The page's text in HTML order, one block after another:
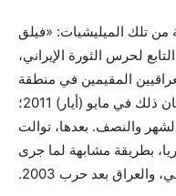
تلك الميليشيات: «فيلق
لحرس الثورة الإيراني،
المقيمين في منطقة
السيدة زينب بريف دمشق الجنوبي. كان ذلك في مايو (أيار) 2011؛
والنصف. بعدها، توالت
بطريقة مشابهة لما جرى
بعد حرب 2003.